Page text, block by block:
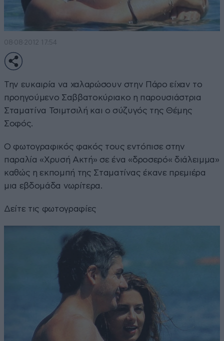
08·08·2012 17:54
Την ευκαιρία να χαλαρώσουν στην Πάρο είχαν το
προηγούμενο Σαββατοκύριακο η παρουσιάστρια
Σταματίνα Τσιμτσιλή και ο σύζυγός της Θέμης
Σοφός.
Ο φωτογραφικός φακός τους εντόπισε στην
παραλία «Χρυσή Ακτή» σε ένα «δροσερό« διάλειμμα»
καθώς η εκπομπή της Σταματίνας έκανε πρεμιέρα
μια εβδομάδα νωρίτερα.
Δείτε τις φωτογραφίες